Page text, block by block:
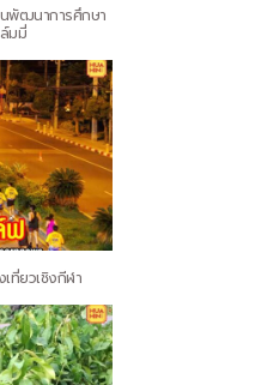
นพัฒนาการศึกษา
มมี่
ที่ยวเชิงกีฬา